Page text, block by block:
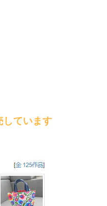
しています